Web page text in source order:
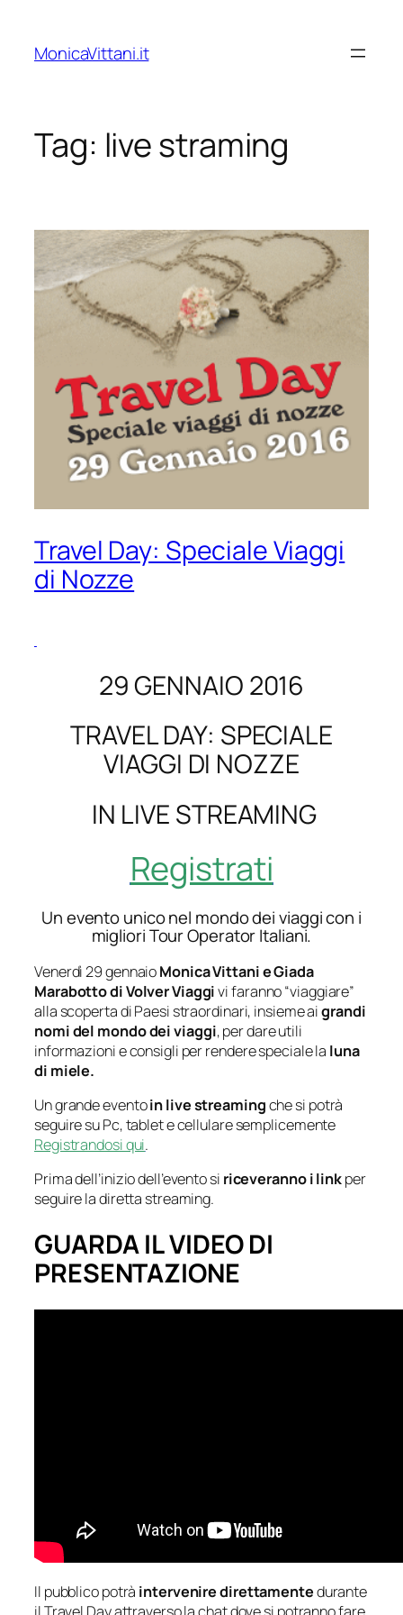
contenuto
MonicaVittani.it
Tag: live straming
Travel Day: Speciale Viaggi
di Nozze
29 GENNAIO 2016
TRAVEL DAY: SPECIALE
VIAGGI DI NOZZE
IN LIVE STREAMING
Registrati
Un evento unico nel mondo dei viaggi con i
migliori Tour Operator Italiani.
Venerdì 29 gennaioMonica Vittani e Giada
Marabotto di Volver Viaggivi faranno “viaggiare”
alla scoperta di Paesi straordinari, insieme aigrandi
nomi del mondo dei viaggi, per dare utili
informazioni e consigli per rendere speciale la luna
di miele.
Un grande eventoin live streamingche si potrà
seguire su Pc, tablet e cellulare semplicemente
Registrandosi qui.
Prima dell’inizio dell’evento si riceveranno i linkper
seguire la diretta streaming.
GUARDA IL VIDEO DI
PRESENTAZIONE
Il pubblico potrà intervenire direttamentedurante